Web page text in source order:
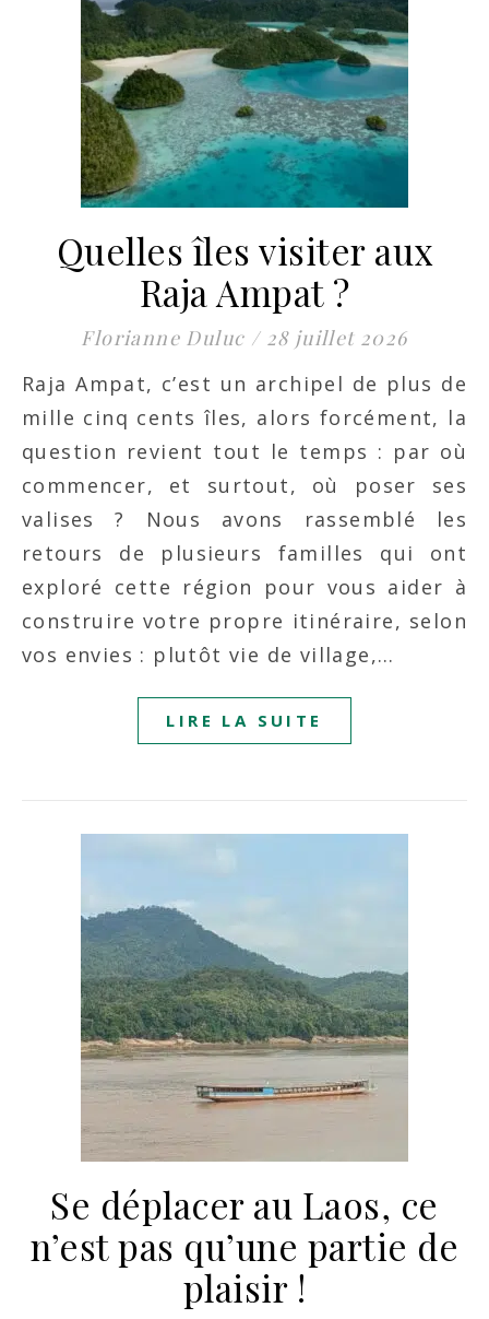
Quelles îles visiter aux
Raja Ampat ?
Florianne Duluc / 28 juillet 2026
Raja Ampat, c’est un archipel de plus de
mille cinq cents îles, alors forcément, la
question revient tout le temps : par où
commencer, et surtout, où poser ses
valises ? Nous avons rassemblé les
retours de plusieurs familles qui ont
exploré cette région pour vous aider à
construire votre propre itinéraire, selon
vos envies : plutôt vie de village,…
LIRE LA SUITE
Se déplacer au Laos, ce
n’est pas qu’une partie de
plaisir !